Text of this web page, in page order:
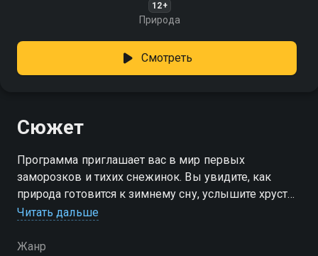
12+
Природа
Смотреть
Сюжет
Программа приглашает вас в мир первых
заморозков и тихих снежинок. Вы увидите, как
природа готовится к зимнему сну, услышите хруст
первого снега под ногами и почувствуете свежий
Читать дальше
Жанр